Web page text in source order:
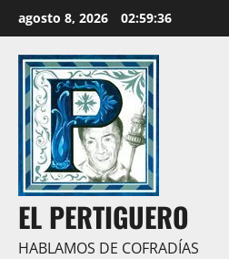
al
contenido
agosto 8, 2026 02:59:37
EL PERTIGUERO
HABLAMOS DE COFRADÍAS